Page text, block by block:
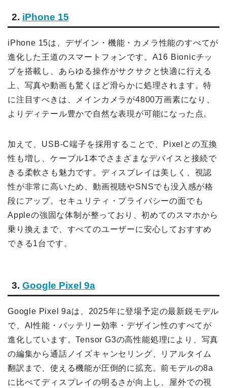
2. iPhone 15
iPhone 15は、デザイン・機能・カメラ性能のすべてが
進化した王道のスマートフォンです。A16 Bionicチッ
プを搭載し、あらゆる操作がサクサクと快適に行える
上、写真や動画も驚くほど滑らかに処理されます。特
に注目すべきは、メインカメラが4800万画素になり、
よりディテール豊かで自然な表現が可能になった点。
加えて、USB-C端子を採用することで、Pixelとの互換
性も増し、ケーブル1本でさまざまなデバイスと接続で
きる柔軟さも魅力です。ディスプレイは美しく、視認
性が非常に高いため、動画視聴やSNSでも没入感が格
段にアップ。セキュリティ・プライバシーの面でも
Appleの強固な体制が整っており、初めてのスマホから
乗り換えまで、すべてのユーザーに安心しておすすめ
できる1台です。
3. Google Pixel 9a
Google Pixel 9aは、2025年に登場予定の最新鋭モデル
で、AI性能・バッテリー効率・デザイン性のすべてが
進化しています。Tensor G3の高性能処理により、写真
の編集から通話ノイズキャンセリング、リアルタイム
翻訳まで、使える機能が圧倒的に拡充。前モデルの8a
に比べてディスプレイの明るさが向上し、屋外での視